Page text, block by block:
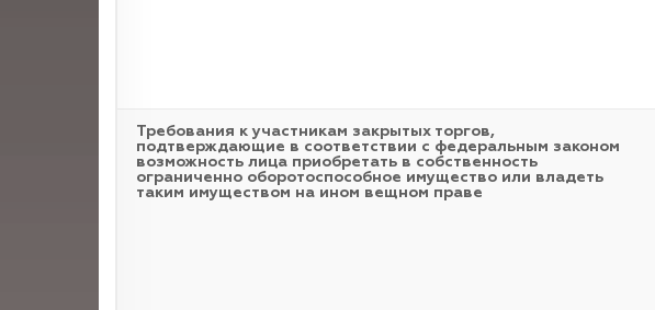
Требования к участникам закрытых торгов,
подтверждающие в соответствии с федеральным законом
возможность лица приобретать в собственность
ограниченно оборотоспособное имущество или владеть
таким имуществом на ином вещном праве